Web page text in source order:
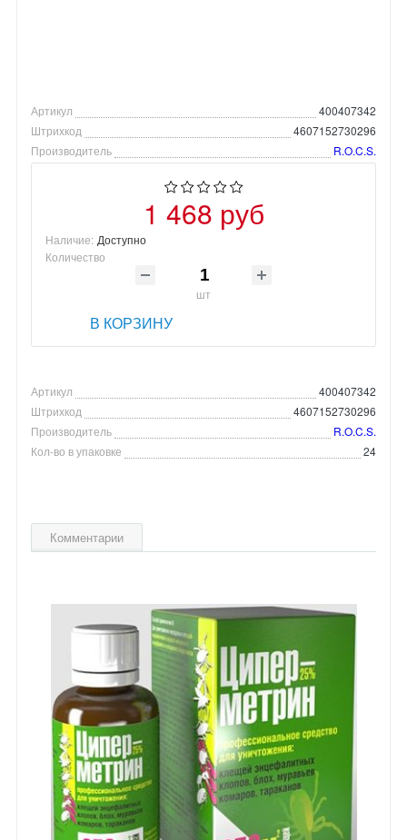
Артикул
400407342
Штрихкод
4607152730296
Производитель
R.O.C.S.
1 468 руб
Наличие: Доступно
Количество
шт
В КОРЗИНУ
Артикул
400407342
Штрихкод
4607152730296
Производитель
R.O.C.S.
Кол-во в упаковке
24
Комментарии